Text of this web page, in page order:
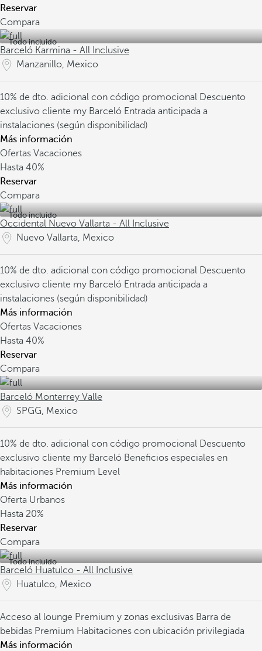
Reservar
Compara
Todo incluido
Barceló Karmina - All Inclusive
Manzanillo, Mexico
10% de dto. adicional con código promocional Descuento
exclusivo cliente my Barceló Entrada anticipada a
instalaciones (según disponibilidad)
Más información
Ofertas Vacaciones
Hasta 40%
Reservar
Compara
Todo incluido
Occidental Nuevo Vallarta - All Inclusive
Nuevo Vallarta, Mexico
10% de dto. adicional con código promocional Descuento
exclusivo cliente my Barceló Entrada anticipada a
instalaciones (según disponibilidad)
Más información
Ofertas Vacaciones
Hasta 40%
Reservar
Compara
Barceló Monterrey Valle
SPGG, Mexico
10% de dto. adicional con código promocional Descuento
exclusivo cliente my Barceló Beneficios especiales en
habitaciones Premium Level
Más información
Oferta Urbanos
Hasta 20%
Reservar
Compara
Todo incluido
Barceló Huatulco - All Inclusive
Huatulco, Mexico
Acceso al lounge Premium y zonas exclusivas Barra de
bebidas Premium Habitaciones con ubicación privilegiada
Más información